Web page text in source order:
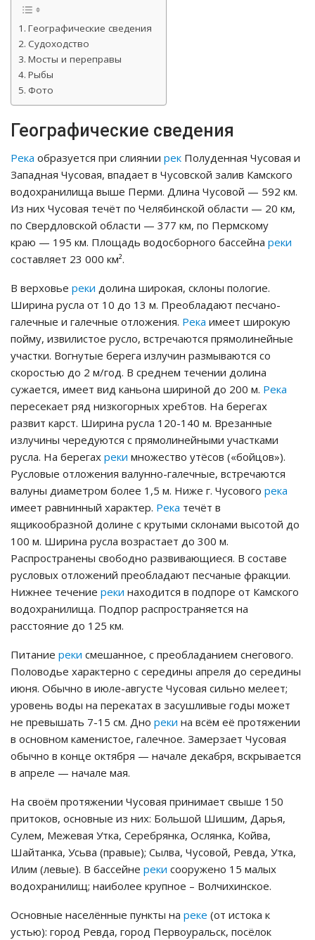
Географические сведения
Судоходство
Мосты и переправы
Рыбы
Фото
Географические сведения
Река образуется при слиянии рек Полуденная Чусовая и
Западная Чусовая, впадает в Чусовской залив Камского
водохранилища выше Перми. Длина Чусовой — 592 км.
Из них Чусовая течёт по Челябинской области — 20 км,
по Свердловской области — 377 км, по Пермскому
краю — 195 км. Площадь водосборного бассейна реки
составляет 23 000 км².
В верховье реки долина широкая, склоны пологие.
Ширина русла от 10 до 13 м. Преобладают песчано-
галечные и галечные отложения. Река имеет широкую
пойму, извилистое русло, встречаются прямолинейные
участки. Вогнутые берега излучин размываются со
скоростью до 2 м/год. В среднем течении долина
сужается, имеет вид каньона шириной до 200 м. Река
пересекает ряд низкогорных хребтов. На берегах
развит карст. Ширина русла 120-140 м. Врезанные
излучины чередуются с прямолинейными участками
русла. На берегах реки множество утёсов («бойцов»).
Русловые отложения валунно-галечные, встречаются
валуны диаметром более 1,5 м. Ниже г. Чусового река
имеет равнинный характер. Река течёт в
ящикообразной долине с крутыми склонами высотой до
100 м. Ширина русла возрастает до 300 м.
Распространены свободно развивающиеся. В составе
русловых отложений преобладают песчаные фракции.
Нижнее течение реки находится в подпоре от Камского
водохранилища. Подпор распространяется на
расстояние до 125 км.
Питание реки смешанное, с преобладанием снегового.
Половодье характерно с середины апреля до середины
июня. Обычно в июле-августе Чусовая сильно мелеет;
уровень воды на перекатах в засушливые годы может
не превышать 7-15 см. Дно реки на всём её протяжении
в основном каменистое, галечное. Замерзает Чусовая
обычно в конце октября — начале декабря, вскрывается
в апреле — начале мая.
На своём протяжении Чусовая принимает свыше 150
притоков, основные из них: Большой Шишим, Дарья,
Сулем, Межевая Утка, Серебрянка, Ослянка, Койва,
Шайтанка, Усьва (правые); Сылва, Чусовой, Ревда, Утка,
Илим (левые). В бассейне реки сооружено 15 малых
водохранилищ; наиболее крупное – Волчихинское.
Основные населённые пункты на реке (от истока к
устью): город Ревда, город Первоуральск, посёлок